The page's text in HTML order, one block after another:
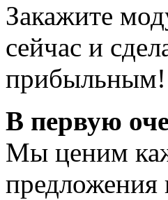
Закажите
сейчас и
прибыльным!
В первую
Мы ценим